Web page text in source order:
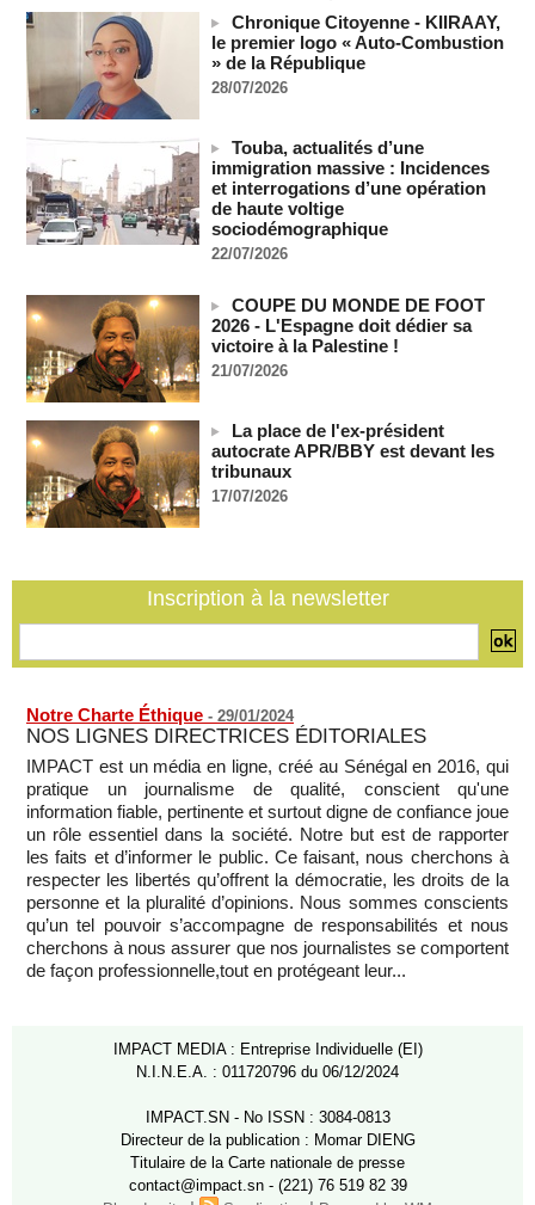
06/08/2026 -
Soutenir l’intégrité de l’information à Sao Tomé-et-Principe à
l’approche des élections
06/08/2026 -
Taïwan bloque un pont stratégique lors de la simulation d'une
invasion par la Chine
06/08/2026
Les Bourses mondiales suspendues au Moyen-Orient,
records en Europe
Soudan du Sud : Les avocats de Riek Machar sollicitent un
accès à leur client avant la prochaine audience
06/08/2026 -
France-Algérie: l'affaire Mehdi Laribi relance la coopération
policière contre le narcotrafic
Guinée : l'absence du président Doumbouya ravive les
tensions politiques
06/08/2026 -
Bénin: le nouveau Sénat élit son premier président
Chronique Citoyenne - KIIRAAY,
le premier logo « Auto-Combustion
» de la République
28/07/2026
Touba, actualités d’une
immigration massive : Incidences
et interrogations d’une opération
de haute voltige
sociodémographique
22/07/2026
COUPE DU MONDE DE FOOT
2026 - L'Espagne doit dédier sa
victoire à la Palestine !
21/07/2026
La place de l'ex-président
autocrate APR/BBY est devant les
tribunaux
17/07/2026
Inscription à la newsletter
Notre Charte Éthique - 29/01/2024
NOS LIGNES DIRECTRICES ÉDITORIALES
IMPACT est un média en ligne, créé au Sénégal en 2016, qui
pratique un journalisme de qualité, conscient qu'une
information fiable, pertinente et surtout digne de confiance joue
un rôle essentiel dans la société. Notre but est de rapporter
les faits et d’informer le public. Ce faisant, nous cherchons à
respecter les libertés qu’offrent la démocratie, les droits de la
personne et la pluralité d’opinions. Nous sommes conscients
qu’un tel pouvoir s’accompagne de responsabilités et nous
cherchons à nous assurer que nos journalistes se comportent
de façon professionnelle,tout en protégeant leur...
IMPACT MEDIA : Entreprise Individuelle (EI)
N.I.N.E.A. : 011720796 du 06/12/2024
IMPACT.SN - No ISSN : 3084-0813
Directeur de la publication : Momar DIENG
Titulaire de la Carte nationale de presse
contact@impact.sn - (221) 76 519 82 39